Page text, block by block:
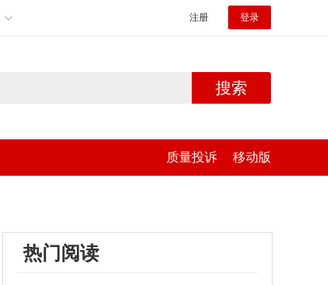
注册 登录
搜索
质量投诉 移动版
热门阅读